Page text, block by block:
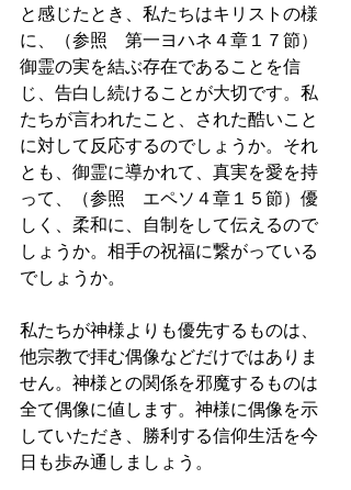
と感じたとき、私たちはキリストの様
に、（参照　第一ヨハネ４章１７節）
御霊の実を結ぶ存在であることを信
じ、告白し続けることが大切です。私
たちが言われたこと、された酷いこと
に対して反応するのでしょうか。それ
とも、御霊に導かれて、真実を愛を持
って、（参照　エペソ４章１５節）優
しく、柔和に、自制をして伝えるので
しょうか。相手の祝福に繋がっている
でしょうか。
私たちが神様よりも優先するものは、
他宗教で拝む偶像などだけではありま
せん。神様との関係を邪魔するものは
全て偶像に値します。神様に偶像を示
していただき、勝利する信仰生活を今
日も歩み通しましょう。